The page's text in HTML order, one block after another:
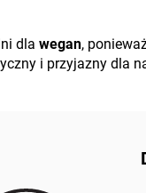
dla wegan,
i przyjazny dla